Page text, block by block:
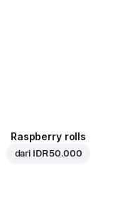
Raspberry rolls
dari IDR 50.000